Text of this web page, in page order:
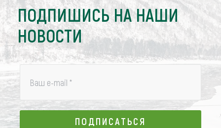
ПОДПИШИСЬ НА НАШИ
НОВОСТИ
Ваш e-mail *
ПОДПИСАТЬСЯ